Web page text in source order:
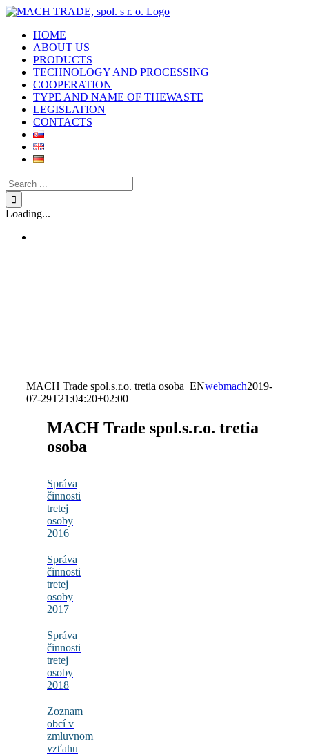
Skip
contentHOME
ABOUT US
PRODUCTS
TECHNOLOGY AND PROCESSING
COOPERATION
TYPE AND NAME OF THEWASTE
LEGISLATION
CONTACTS
Search
for:
Loading...
MACH Trade spol.s.r.o. tretia osoba_ENwebmach2019-
07-29T21:04:20+02:00
MACH Trade spol.s.r.o. tretia
osoba
Správa
činnosti
tretej
osoby
2016
Správa
činnosti
tretej
osoby
2017
Správa
činnosti
tretej
osoby
2018
Zoznam
obcí v
zmluvnom
vzťahu